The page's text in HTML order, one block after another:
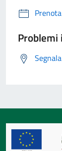
Problemi